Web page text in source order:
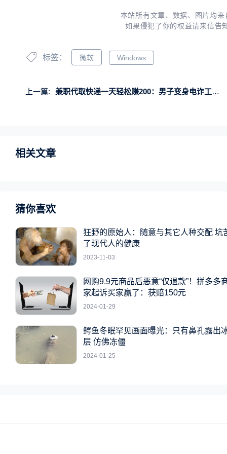
本站所有文章、数据、图片均
如果侵犯了你的权益请来信告
标签： 微软 Windows
上一篇: 兼职代取快递一天轻松赚200：男子变身电诈工具人被刑拘
相关文章
猜你喜欢
狂野的原始人：随意与其它人种交配 坑
了现代人的健康
2023-11-03
网购9.9元商品后恶意“仅退款”！拼多多
家起诉买家赢了：获赔150元
2024-01-29
鳄鱼冬眠罕见画面曝光：只有鼻孔露出
层 仿佛冻僵
2024-01-25